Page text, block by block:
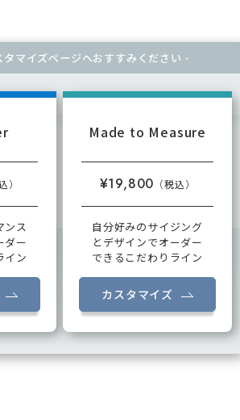
マイズページへおすすみください -
ンス
ダー
イン
Made to Measure
¥19,800
自分好みのサイジング
とデザインでオーダー
できるこだわりライン
カスタマイズ